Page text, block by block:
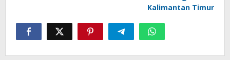
Kalimantan Timur